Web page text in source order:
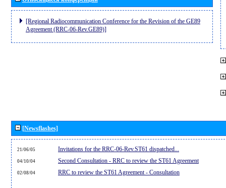
[Regional Radiocommunication Conference for the Revision of the GE89
Agreement (RRC-06-Rev.GE89)]
[Newsflashes]
21/06/05 Invitations for the RRC-06-Rev.ST61 dispatched...
04/10/04 Second Consultation - RRC to review the ST61 Agreement
02/08/04 RRC to review the ST61 Agreement - Consultation